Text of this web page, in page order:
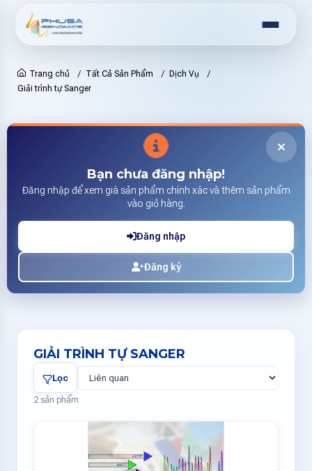
Trang chủ Tất Cả Sản Phẩm
Dịch Vụ
Giải trình tự Sanger
Bạn chưa đăng nhập!
Đăng nhập để xem giá sản phẩm chính xác và thêm sản phẩm
vào giỏ hàng.
Đăng nhập
Đăng ký
GIẢI TRÌNH TỰ SANGER
Lọc
2 sản phẩm